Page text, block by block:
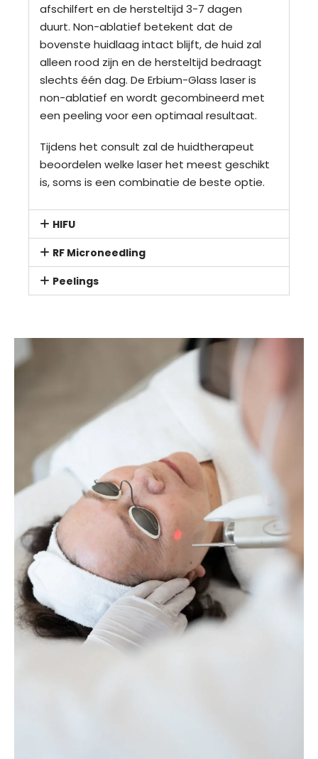
afschilfert en de hersteltijd 3-7 dagen
duurt. Non-ablatief betekent dat de
bovenste huidlaag intact blijft, de huid zal
alleen rood zijn en de hersteltijd bedraagt
slechts één dag. De Erbium-Glass laser is
non-ablatief en wordt gecombineerd met
een peeling voor een optimaal resultaat.
Tijdens het consult zal de huidtherapeut
beoordelen welke laser het meest geschikt
is, soms is een combinatie de beste optie.
HIFU
RF Microneedling
Peelings